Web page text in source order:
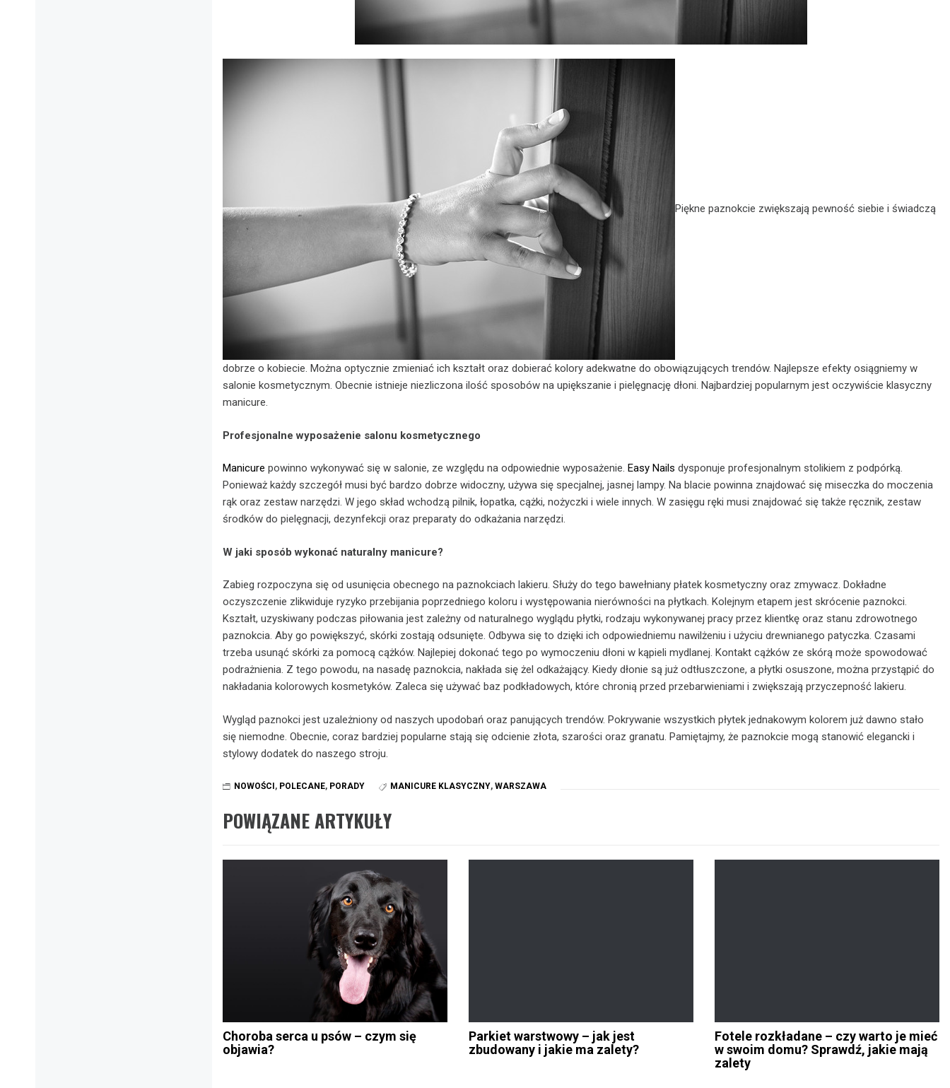
Piękne paznokcie zwiększają pewność siebie i świadczą
dobrze o kobiecie. Można optycznie zmieniać ich kształt oraz dobierać kolory adekwatne do obowiązujących trendów. Najlepsze efekty osiągniemy w
salonie kosmetycznym. Obecnie istnieje niezliczona ilość sposobów na upiększanie i pielęgnację dłoni. Najbardziej popularnym jest oczywiście klasyczny
manicure.
Profesjonalne wyposażenie salonu kosmetycznego
Manicure powinno wykonywać się w salonie, ze względu na odpowiednie wyposażenie. Easy Nails dysponuje profesjonalnym stolikiem z podpórką.
Ponieważ każdy szczegół musi być bardzo dobrze widoczny, używa się specjalnej, jasnej lampy. Na blacie powinna znajdować się miseczka do moczenia
rąk oraz zestaw narzędzi. W jego skład wchodzą pilnik, łopatka, cążki, nożyczki i wiele innych. W zasięgu ręki musi znajdować się także ręcznik, zestaw
środków do pielęgnacji, dezynfekcji oraz preparaty do odkażania narzędzi.
W jaki sposób wykonać naturalny manicure?
Zabieg rozpoczyna się od usunięcia obecnego na paznokciach lakieru. Służy do tego bawełniany płatek kosmetyczny oraz zmywacz. Dokładne
oczyszczenie zlikwiduje ryzyko przebijania poprzedniego koloru i występowania nierówności na płytkach. Kolejnym etapem jest skrócenie paznokci.
Kształt, uzyskiwany podczas piłowania jest zależny od naturalnego wyglądu płytki, rodzaju wykonywanej pracy przez klientkę oraz stanu zdrowotnego
paznokcia. Aby go powiększyć, skórki zostają odsunięte. Odbywa się to dzięki ich odpowiedniemu nawilżeniu i użyciu drewnianego patyczka. Czasami
trzeba usunąć skórki za pomocą cążków. Najlepiej dokonać tego po wymoczeniu dłoni w kąpieli mydlanej. Kontakt cążków ze skórą może spowodować
podrażnienia. Z tego powodu, na nasadę paznokcia, nakłada się żel odkażający. Kiedy dłonie są już odtłuszczone, a płytki osuszone, można przystąpić do
nakładania kolorowych kosmetyków. Zaleca się używać baz podkładowych, które chronią przed przebarwieniami i zwiększają przyczepność lakieru.
Wygląd paznokci jest uzależniony od naszych upodobań oraz panujących trendów. Pokrywanie wszystkich płytek jednakowym kolorem już dawno stało
się niemodne. Obecnie, coraz bardziej popularne stają się odcienie złota, szarości oraz granatu. Pamiętajmy, że paznokcie mogą stanowić elegancki i
stylowy dodatek do naszego stroju.
NOWOŚCI , POLECANE, PORADY MANICURE KLASYCZNY, WARSZAWA
POWIĄZANE ARTYKUŁY
Choroba serca u psów – czym się
objawia?
Parkiet warstwowy – jak jest
zbudowany i jakie ma zalety?
Fotele rozkładane – czy warto je mieć
w swoim domu? Sprawdź, jakie mają
zalety